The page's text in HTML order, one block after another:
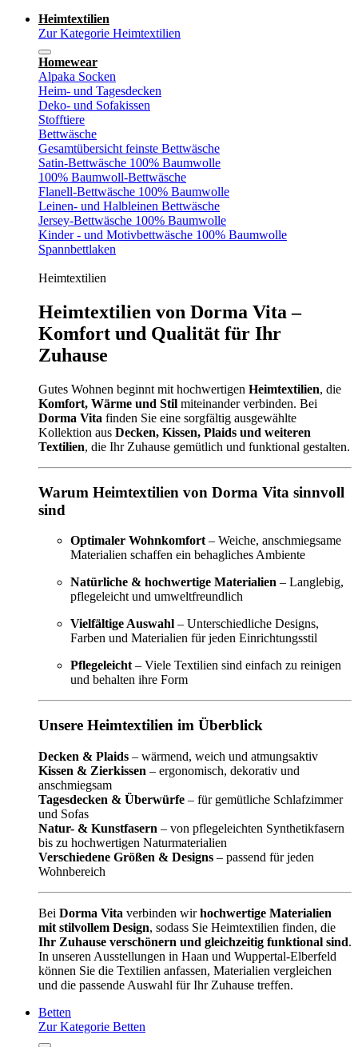
Heimtextilien
Zur Kategorie Heimtextilien
Homewear
Alpaka Socken
Heim- und Tagesdecken
Deko- und Sofakissen
Stofftiere
Bettwäsche
Gesamtübersicht feinste Bettwäsche
Satin-Bettwäsche 100% Baumwolle
100% Baumwoll-Bettwäsche
Flanell-Bettwäsche 100% Baumwolle
Leinen- und Halbleinen Bettwäsche
Jersey-Bettwäsche 100% Baumwolle
Kinder - und Motivbettwäsche 100% Baumwolle
Spannbettlaken
Heimtextilien
Heimtextilien von Dorma Vita –
Komfort und Qualität für Ihr
Zuhause
Gutes Wohnen beginnt mit hochwertigen Heimtextilien, die
Komfort, Wärme und Stil miteinander verbinden. Bei
Dorma Vita finden Sie eine sorgfältig ausgewählte
Kollektion aus Decken, Kissen, Plaids und weiteren
Textilien, die Ihr Zuhause gemütlich und funktional gestalten.
Warum Heimtextilien von Dorma Vita sinnvoll
sind
Optimaler Wohnkomfort – Weiche, anschmiegsame
Materialien schaffen ein behagliches Ambiente
Natürliche & hochwertige Materialien – Langlebig,
pflegeleicht und umweltfreundlich
Vielfältige Auswahl – Unterschiedliche Designs,
Farben und Materialien für jeden Einrichtungsstil
Pflegeleicht – Viele Textilien sind einfach zu reinigen
und behalten ihre Form
Unsere Heimtextilien im Überblick
Decken & Plaids – wärmend, weich und atmungsaktiv
Kissen & Zierkissen – ergonomisch, dekorativ und
anschmiegsam
Tagesdecken & Überwürfe – für gemütliche Schlafzimmer
und Sofas
Natur- & Kunstfasern – von pflegeleichten Synthetikfasern
bis zu hochwertigen Naturmaterialien
Verschiedene Größen & Designs – passend für jeden
Wohnbereich
Bei Dorma Vita verbinden wirhochwertige Materialien
mit stilvollem Design, sodass Sie Heimtextilien finden, die
Ihr Zuhause verschönern und gleichzeitig funktional sind.
In unseren Ausstellungen in Haan und Wuppertal-Elberfeld
können Sie die Textilien anfassen, Materialien vergleichen
und die passende Auswahl für Ihr Zuhause treffen.
Betten
Zur Kategorie Betten